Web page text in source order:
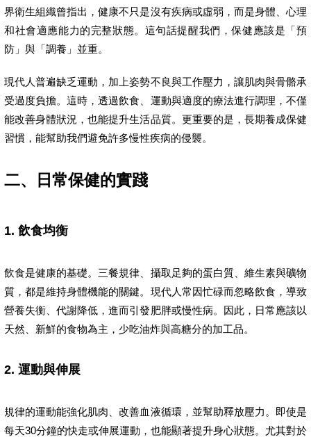
界衛生組織曾指出，健康不只是沒有疾病或虛弱，而是身體、心理
和社會適應能力的完整狀態。這句話提醒我們，保健應該是「預
防」與「調養」並重。
現代人普遍缺乏運動，加上姿勢不良與工作壓力，讓肌肉與骨骼承
受過度負擔。這時，透過飲食、運動與適度的療法進行調理，不僅
能改善身體狀況，也能提升生活品質。更重要的是，長期養成保健
習慣，能幫助我們避免許多慢性疾病的侵襲。
二、日常保健的實踐
1. 飲食均衡
飲食是健康的基礎。三餐規律、攝取足夠的蛋白質、維生素與礦物
質，都是維持身體機能的關鍵。現代人常因忙碌而忽略飲食，導致
營養失衡、代謝降低，進而引發肥胖或慢性病。因此，日常應該以
天然、新鮮的食物為主，少吃油炸與高糖分的加工品。
2. 運動與伸展
規律的運動能強化肌肉、改善血液循環，並幫助釋放壓力。即使是
每天30分鐘的快走或伸展運動，也能顯著提升身心狀態。尤其對於